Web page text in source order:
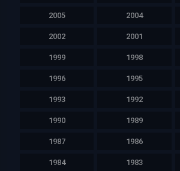
2005 2004
2002 2001
1999 1998
1996 1995
1993 1992
1990 1989
1987 1986
1984 1983